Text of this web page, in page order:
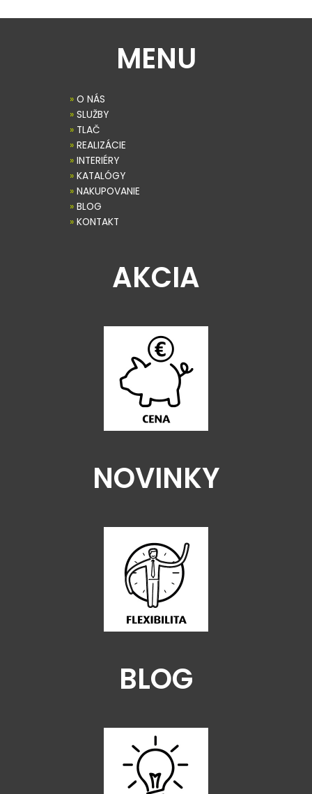
MENU
» O NÁS
» SLUŽBY
» TLAČ
» REALIZÁCIE
» INTERIÉRY
» KATALÓGY
» NAKUPOVANIE
» BLOG
» KONTAKT
AKCIA
NOVINKY
BLOG